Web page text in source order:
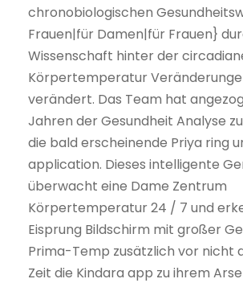
chronobiologischen
Frauen|für Damen|für Frauen}
Wissenschaft hinter der
Körpertemperatur
verändert. Das Team hat
Jahren der Gesundheit Analyse
die bald erscheinende Priya ring
application. Dieses intelligente
überwacht eine Dame Zentrum
Körpertemperatur 24 / 7 und
Eisprung Bildschirm mit großer
Prima-Temp zusätzlich vor nicht
Zeit die Kindara app zu ihrem